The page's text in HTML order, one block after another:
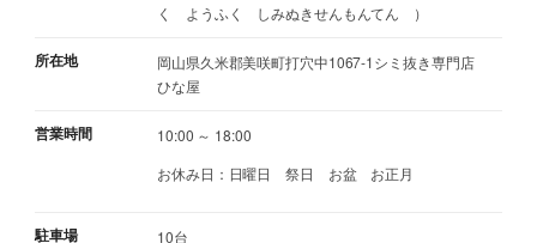
く ようふく しみぬきせんもんてん ）
所在地
岡山県久米郡美咲町打穴中1067-1シミ抜き専門店
ひな屋
営業時間
10:00 ～ 18:00
お休み日：日曜日 祭日 お盆 お正月
駐車場 10台